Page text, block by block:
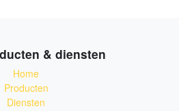
& diensten
Home
Producten
Diensten